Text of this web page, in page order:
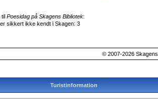
til Poesidag på Skagens Bibliotek:
sikkert ikke kendt i Skagen: 3
© 2007-2026
Turistinformation